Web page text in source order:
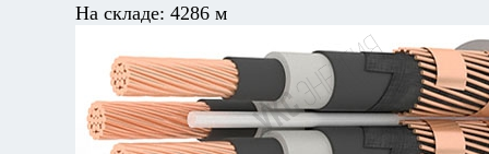
На складе: 4286 м